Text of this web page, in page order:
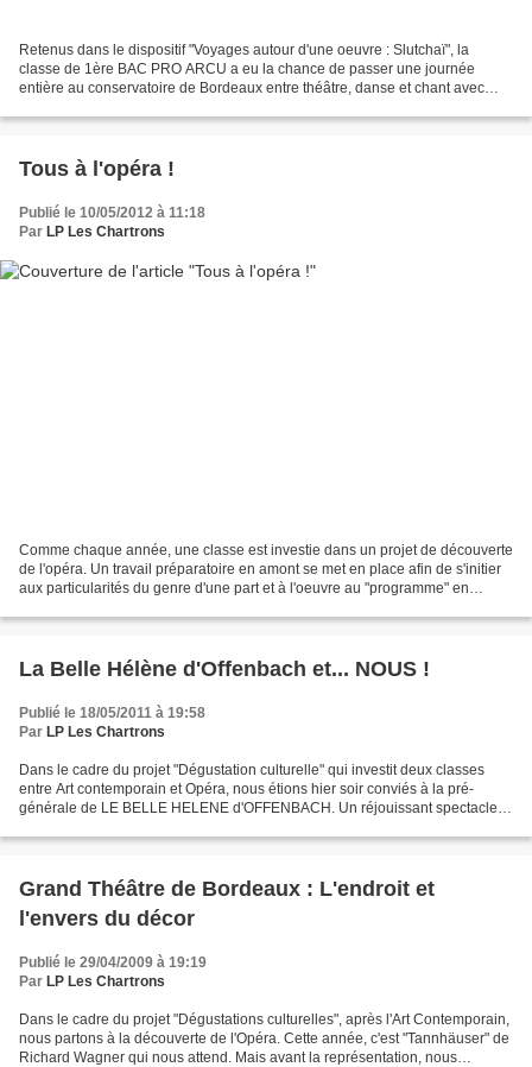
Retenus dans le dispositif "Voyages autour d'une oeuvre : Slutchaï", la
classe de 1ère BAC PRO ARCU a eu la chance de passer une journée
entière au conservatoire de Bordeaux entre théâtre, danse et chant avec
Tous à l'opéra !
Publié le 10/05/2012 à 11:18
Par LP Les Chartrons
Comme chaque année, une classe est investie dans un projet de découverte
de l'opéra. Un travail préparatoire en amont se met en place afin de s'initier
aux particularités du genre d'une part et à l'oeuvre au "programme" en
La Belle Hélène d'Offenbach et... NOUS !
Publié le 18/05/2011 à 19:58
Par LP Les Chartrons
Dans le cadre du projet "Dégustation culturelle" qui investit deux classes
entre Art contemporain et Opéra, nous étions hier soir conviés à la pré-
générale de LE BELLE HELENE d'OFFENBACH. Un réjouissant spectacle
Grand Théâtre de Bordeaux : L'endroit et
l'envers du décor
Publié le 29/04/2009 à 19:19
Par LP Les Chartrons
Dans le cadre du projet "Dégustations culturelles", après l'Art Contemporain,
nous partons à la découverte de l'Opéra. Cette année, c'est "Tannhäuser" de
Richard Wagner qui nous attend. Mais avant la représentation, nous